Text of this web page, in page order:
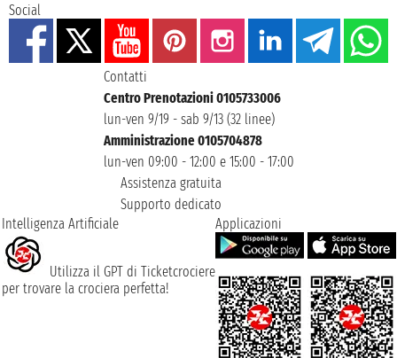
Social
Contatti
Centro Prenotazioni 0105733006
lun-ven 9/19 - sab 9/13 (32 linee)
Amministrazione 0105704878
lun-ven 09:00 - 12:00 e 15:00 - 17:00
Assistenza gratuita
Supporto dedicato
Intelligenza Artificiale
Utilizza il GPT di Ticketcrociere
per trovare la crociera perfetta!
Applicazioni